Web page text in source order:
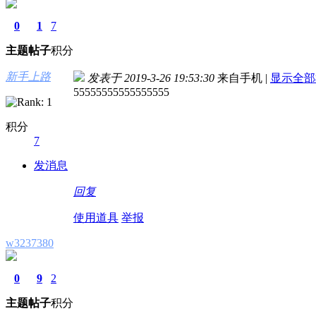
0
主题
1
帖子
7
积分
新手上路
积分
7
发消息
发表于 2019-3-26 19:53:30 来自手机 | 显示全
55555555555555555
回复
使用道具 举报
w3237380
0
主题
9
帖子
2
积分